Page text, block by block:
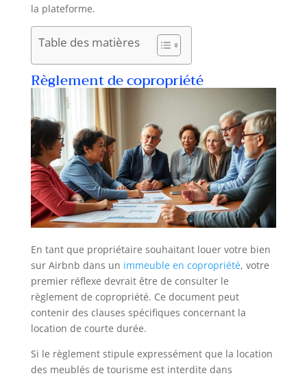
la plateforme.
Table des matières
Règlement de copropriété
En tant que propriétaire souhaitant louer votre bien
sur Airbnb dans un immeuble en copropriété, votre
premier réflexe devrait être de consulter le
règlement de copropriété. Ce document peut
contenir des clauses spécifiques concernant la
location de courte durée.
Si le règlement stipule expressément que la location
des meublés de tourisme est interdite dans